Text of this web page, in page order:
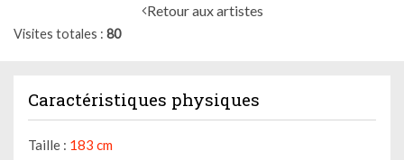
Retour aux artistes
Visites totales 80
Caractéristiques physiques
Taille : 183 cm